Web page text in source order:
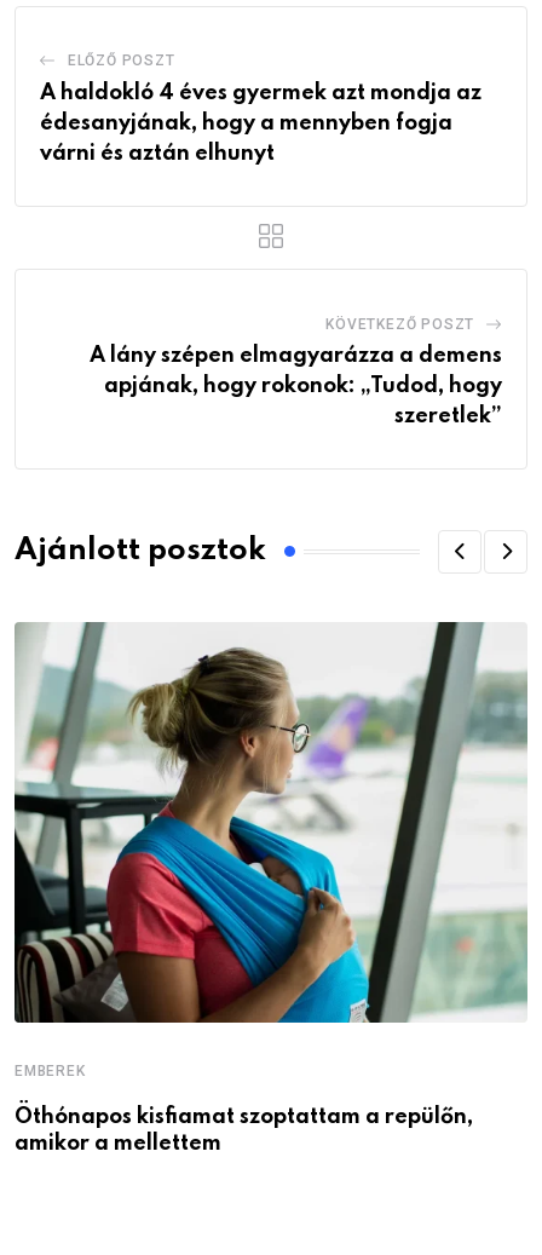
ELŐZŐ POSZT
A haldokló 4 éves gyermek azt mondja az
édesanyjának, hogy a mennyben fogja
várni és aztán elhunyt
KÖVETKEZŐ POSZT
A lány szépen elmagyarázza a demens
apjának, hogy rokonok: „Tudod, hogy
szeretlek”
Ajánlott posztok
EMBEREK
Öthónapos kisfiamat szoptattam a repülőn,
amikor a mellettem